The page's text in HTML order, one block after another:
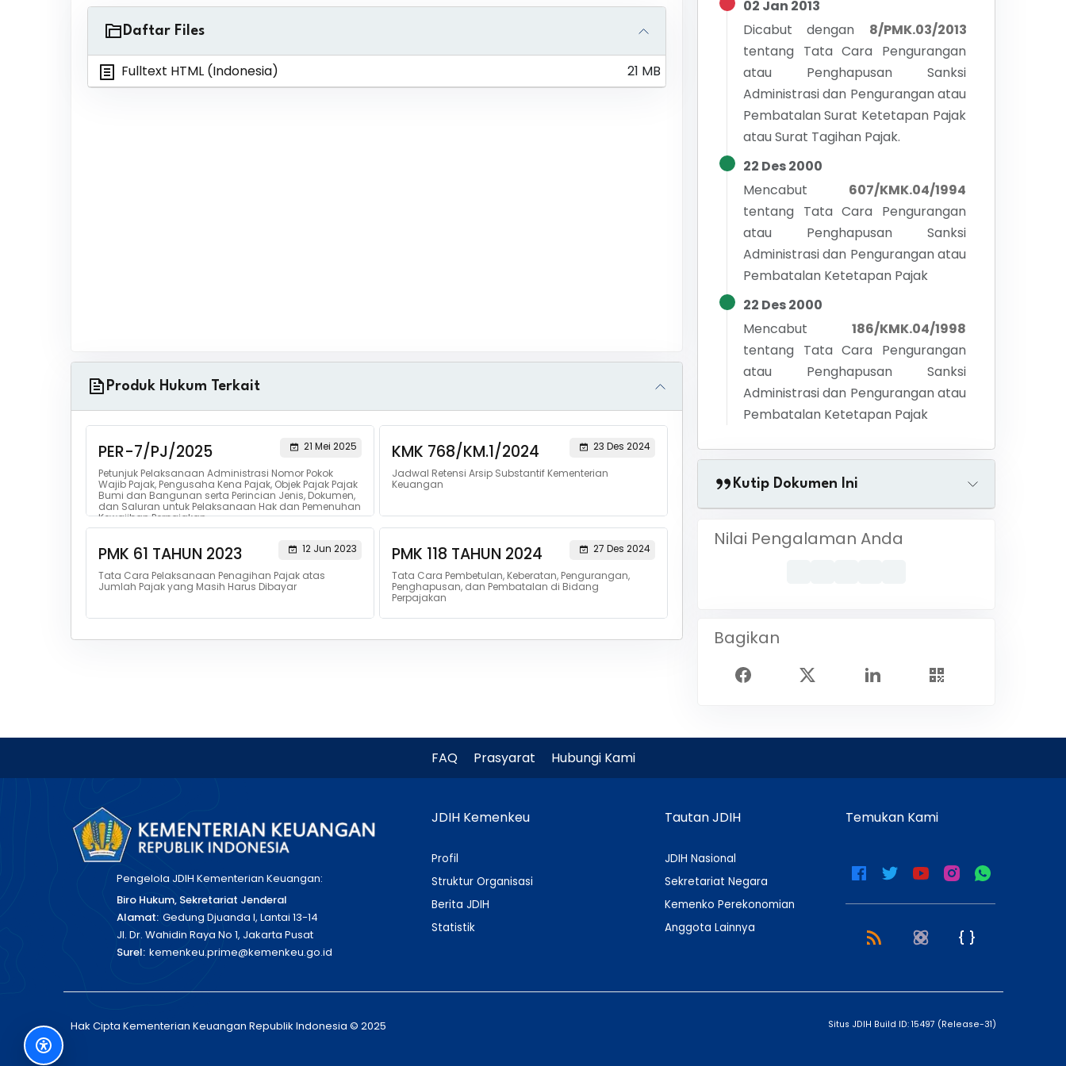
Daftar Files
Fulltext HTML (Indonesia) 21 MB
Produk Hukum Terkait
PER-7/PJ/2025
21 Mei 2025
Petunjuk Pelaksanaan Administrasi Nomor Pokok
Wajib Pajak, Pengusaha Kena Pajak, Objek Pajak Pajak
Bumi dan Bangunan serta Perincian Jenis, Dokumen,
dan Saluran untuk Pelaksanaan Hak dan Pemenuhan
Kewajiban Perpajakan
KMK 768/KM.1/2024
23 Des 2024
Jadwal Retensi Arsip Substantif Kementerian
Keuangan
PMK 61 TAHUN 2023
12 Jun 2023
Tata Cara Pelaksanaan Penagihan Pajak atas
Jumlah Pajak yang Masih Harus Dibayar
PMK 118 TAHUN 2024
27 Des 2024
Tata Cara Pembetulan, Keberatan, Pengurangan,
Penghapusan, dan Pembatalan di Bidang
Perpajakan
02 Jan 2013
Dicabut dengan
8/PMK.03/2013
tentang Tata Cara Pengurangan
atau Penghapusan Sanksi
Administrasi dan Pengurangan atau
Pembatalan Surat Ketetapan Pajak
atau Surat Tagihan Pajak.
22 Des 2000
Mencabut
607/KMK.04/1994
tentang Tata Cara Pengurangan
atau Penghapusan Sanksi
Administrasi dan Pengurangan atau
Pembatalan Ketetapan Pajak
22 Des 2000
Mencabut
186/KMK.04/1998
tentang Tata Cara Pengurangan
atau Penghapusan Sanksi
Administrasi dan Pengurangan atau
Pembatalan Ketetapan Pajak
Kutip Dokumen Ini
Nilai Pengalaman Anda
Bagikan
FAQ Prasyarat Hubungi Kami
Pengelola JDIH Kementerian Keuangan:
Biro Hukum, Sekretariat Jenderal
Alamat: Gedung Djuanda I, Lantai 13-14
Jl. Dr. Wahidin Raya No 1, Jakarta Pusat
Surel: kemenkeu.prime@kemenkeu.go.id
JDIH Kemenkeu
Profil
Struktur Organisasi
Berita JDIH
Statistik
Tautan JDIH
JDIH Nasional
Sekretariat Negara
Kemenko Perekonomian
Anggota Lainnya
Temukan Kami
Hak Cipta Kementerian Keuangan Republik Indonesia © 2025 Situs JDIH Build ID: 15497 (Release-31)